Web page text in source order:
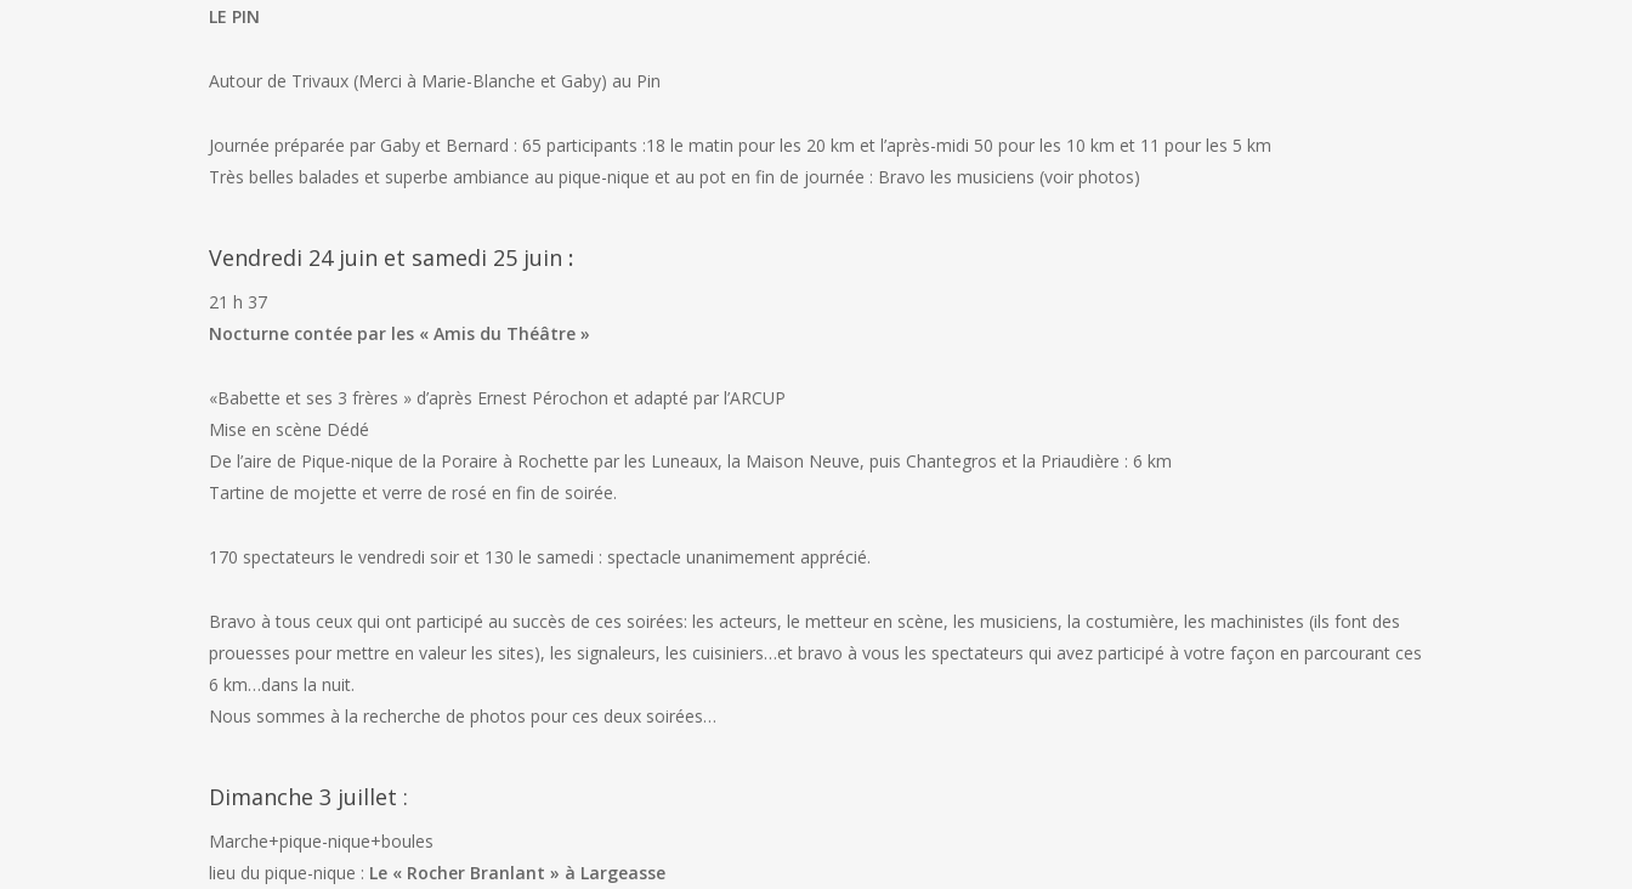
LE PIN
Autour de Trivaux (Merci à Marie-Blanche et Gaby) au Pin
Journée préparée par Gaby et Bernard : 65 participants :18 le matin pour les 20 km et l’après-midi 50 pour les 10 km et 11 pour les 5 km
Très belles balades et superbe ambiance au pique-nique et au pot en fin de journée : Bravo les musiciens (voir photos)
Vendredi 24 juin et samedi 25 juin :
21 h 37
Nocturne contée par les « Amis du Théâtre »
«Babette et ses 3 frères » d’après Ernest Pérochon et adapté par l’ARCUP
Mise en scène Dédé
De l’aire de Pique-nique de la Poraire à Rochette par les Luneaux, la Maison Neuve, puis Chantegros et la Priaudière : 6 km
Tartine de mojette et verre de rosé en fin de soirée.
170 spectateurs le vendredi soir et 130 le samedi : spectacle unanimement apprécié.
Bravo à tous ceux qui ont participé au succès de ces soirées: les acteurs, le metteur en scène, les musiciens, la costumière, les machinistes (ils font des
prouesses pour mettre en valeur les sites), les signaleurs, les cuisiniers…et bravo à vous les spectateurs qui avez participé à votre façon en parcourant ces
6 km…dans la nuit.
Nous sommes à la recherche de photos pour ces deux soirées…
Dimanche 3 juillet :
Marche+pique-nique+boules
lieu du pique-nique : Le « Rocher Branlant » à Largeasse